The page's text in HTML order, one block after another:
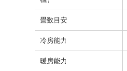
畳数目安
冷房能力
暖房能力